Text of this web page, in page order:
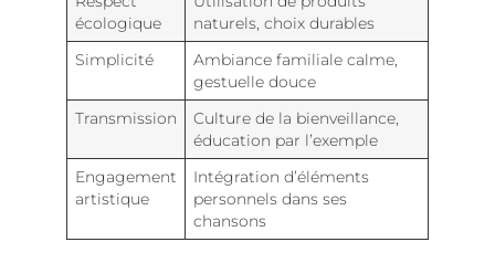
écologique
naturels, choix durables
Simplicité
Ambiance familiale calme,
gestuelle douce
Transmission
Culture de la bienveillance,
éducation par l’exemple
Engagement
artistique
Intégration d’éléments
personnels dans ses
chansons